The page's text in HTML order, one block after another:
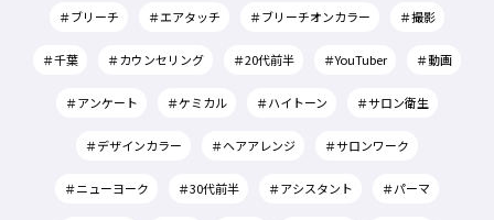
＃ブリーチ ＃エアタッチ ＃ブリーチオンカラー ＃撮影
＃千葉 ＃カウンセリング ＃20代前半 ＃YouTuber ＃動画
＃アンケート ＃ケミカル ＃ハイトーン ＃サロン衛生
＃デザインカラー ＃ヘアアレンジ ＃サロンワーク
＃ニューヨーク ＃30代前半 ＃アシスタント ＃パーマ